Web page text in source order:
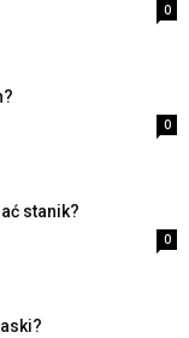
0
0
stanik?
0